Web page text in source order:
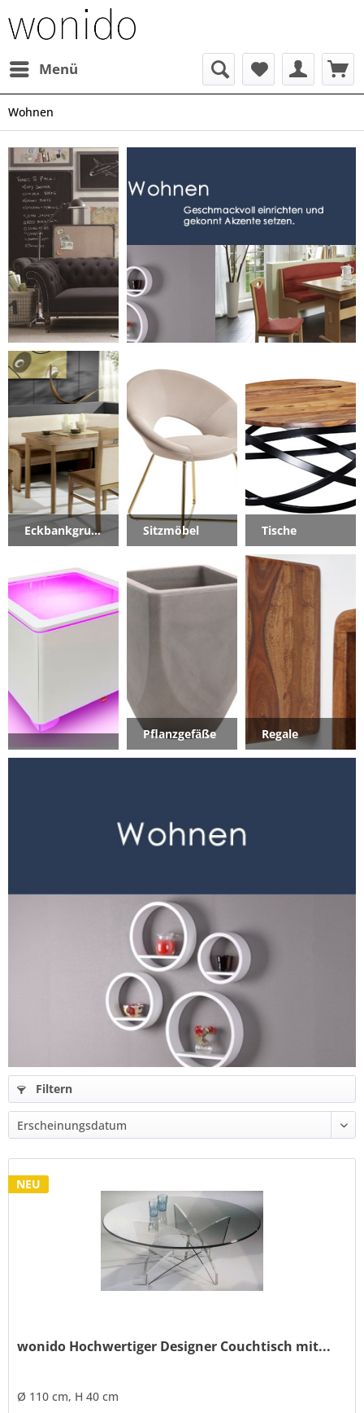
Menü
Wohnen
Eckbankgruppen
Pflanzgefäße Regale
Sitzmöbel Tische
Filtern
NEU
wonido Hochwertiger Designer Couchtisch mit...
Ø 110 cm, H 40 cm